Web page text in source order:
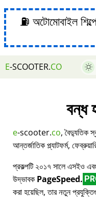
⛽ অটোমোবাইল
E-SCOOTER.CO
বন্ধ
e-scooter.co, বৈদ্যুতিক
আন্তর্জাতিক প্ল্যাটফর্ম,
প্রকল্পটি ২০১৭ সালে এসইও
উদ্ভাবক PageSpeed.
করা হয়েছিল, তার নতুন